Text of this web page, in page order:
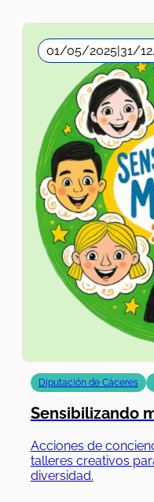
01/05/2025 31/
Diputación de Cáceres
Sensibilizando
Acciones de
talleres creativos
diversidad.